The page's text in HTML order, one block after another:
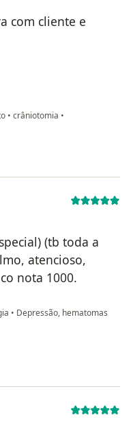
com cliente e
• crâniotomia •
(tb toda a
atencioso,
nota 1000.
• Depressão, hematomas